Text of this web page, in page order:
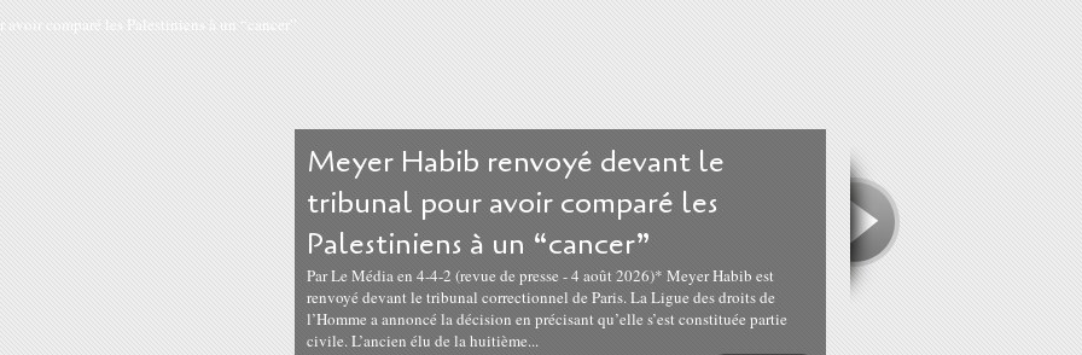
Meyer Habib renvoyé devant le
tribunal pour avoir comparé les
Palestiniens à un “cancer”
Par Le Média en 4-4-2 (revue de presse - 4 août 2026)* Meyer Habib est
renvoyé devant le tribunal correctionnel de Paris. La Ligue des droits de
l’Homme a annoncé la décision en précisant qu’elle s’est constituée partie
civile. L’ancien élu de la huitième...